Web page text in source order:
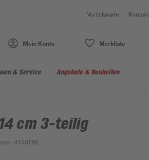
Vorteilskarte Kontakt
Mein Konto Merkliste
& Service Angebote & Neuheiten
cm 3-teilig
:4140796